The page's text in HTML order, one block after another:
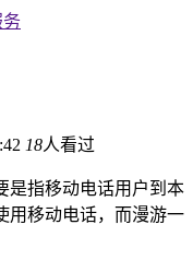
务
18人看过
是指移动电话用户到本
用移动电话，而漫游一